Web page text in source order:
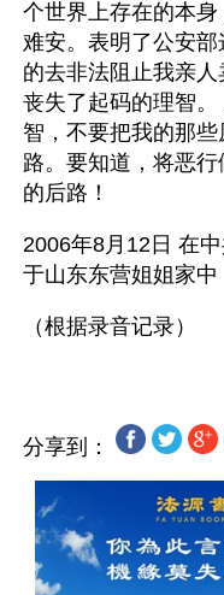
个世界上存在的本
难安。表明了公安
的去非法阻止我亲
丧失了起码的理智
智，不要把我的那
路。要知道，将恶
的后路！
2006年8月12日 在
于山东东营姐姐家中
分享到：